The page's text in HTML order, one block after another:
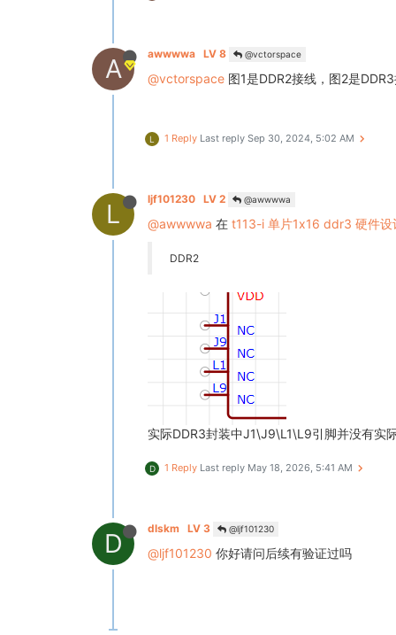
A awwwwa LV 8 @vctorspace
@vctorspace 图1是DDR2接线，图2是
L 1 Reply Last reply Sep 30, 2024, 5:02 AM
L ljf101230 LV 2 @awwwwa
@awwwwa 在 t113-i 单片1x16 ddr3 硬件设
DDR2
实际DDR3封装中J1\J9\L1\L9引脚并没有实
D 1 Reply Last reply May 18, 2026, 5:41 AM
D dlskm LV 3 @ljf101230
@ljf101230 你好请问后续有验证过吗